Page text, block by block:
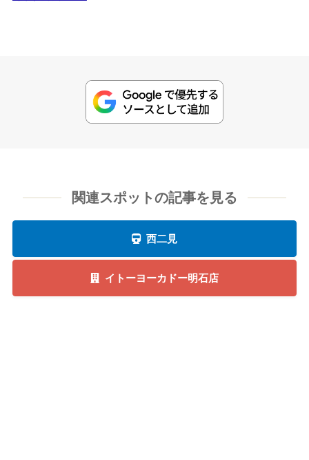
関連スポットの記事を見る
西二見
イトーヨーカドー明石店